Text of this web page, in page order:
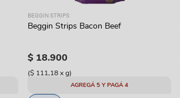
BEGGIN STRIPS
Beggin Strips Bacon Beef
$ 18.900
($ 111,18xg)
AGREGÁ 5 Y PAGÁ 4